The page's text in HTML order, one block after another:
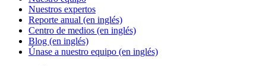
Nuestros expertos
Reporte anual (en inglés)
Centro de medios (en inglés)
Blog (en inglés)
Únase a nuestro equipo (en inglés)